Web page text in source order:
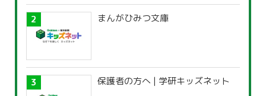
まんがひみつ文庫
保護者の方へ | 学研キッズネット